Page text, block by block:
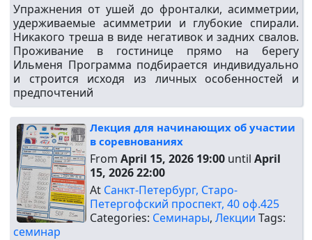
Упражнения от ушей до фронталки, асимметрии,
удерживаемые асимметрии и глубокие спирали.
Никакого треша в виде негативок и задних свалов.
Проживание в гостинице прямо на берегу
Ильменя Программа подбирается индивидуально
и строится исходя из личных особенностей и
предпочтений
Лекция для начинающих об участии
в соревнованиях
FromApril 15, 2026 19:00 untilApril
15, 2026 22:00
At Санкт-Петербург, Старо-
Петергофский проспект, 40 оф.425
Categories: Семинары,Лекции Tags:
семинар